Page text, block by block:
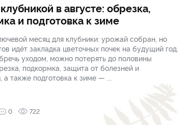
в августе: обрезка,
и подготовка к зиме
месяц для клубники: урожай собран, но
идёт закладка цветочных почек на будущий год.
уходом, можно потерять до половины
подкормка, защита от болезней и
а также подготовка к зиме — ...
0 722